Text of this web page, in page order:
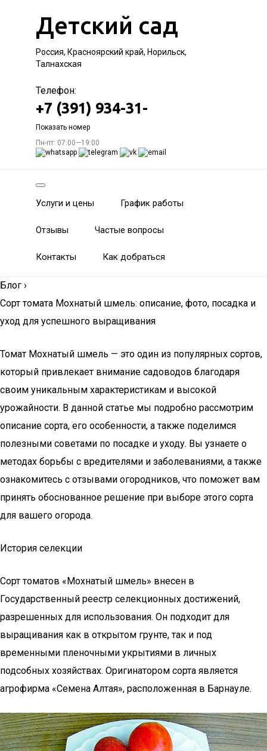
Детский сад
Россия, Красноярский край, Норильск,
Талнахская
Телефон:
+7 (391) 934-31-
Показать номер
Пн-пт: 07:00—19:00
Услуги и цены График работы
Отзывы Частые вопросы
Контакты Как добраться
Блог ›
Сорт томата Мохнатый шмель: описание, фото, посадка и
уход для успешного выращивания
Томат Мохнатый шмель — это один из популярных сортов,
который привлекает внимание садоводов благодаря
своим уникальным характеристикам и высокой
урожайности. В данной статье мы подробно рассмотрим
описание сорта, его особенности, а также поделимся
полезными советами по посадке и уходу. Вы узнаете о
методах борьбы с вредителями и заболеваниями, а также
ознакомитесь с отзывами огородников, что поможет вам
принять обоснованное решение при выборе этого сорта
для вашего огорода.
История селекции
Сорт томатов «Мохнатый шмель» внесен в
Государственный реестр селекционных достижений,
разрешенных для использования. Он подходит для
выращивания как в открытом грунте, так и под
временными пленочными укрытиями в личных
подсобных хозяйствах. Оригинатором сорта является
агрофирма «Семена Алтая», расположенная в Барнауле.